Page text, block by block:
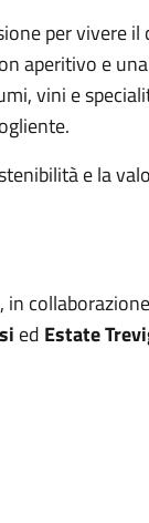
per vivere
aperitivo e una
vini e
e la
, in
ed Estate